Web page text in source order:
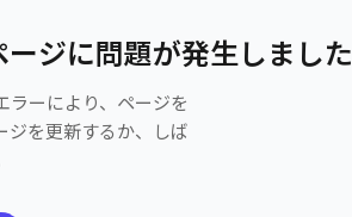
ジに問題が発生しました
ラーにより、ページを
ジを更新するか、しば